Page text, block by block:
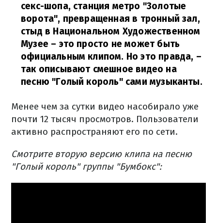
секс-шопа, станция метро "Золотые
ворота", превращенная в тронный зал,
стыд в Национальном Художественном
Музее – это просто не может быть
официальным клипом. Но это правда, –
так описывают смешное видео на
песню "Голый король" сами музыканты.
Менее чем за сутки видео насобирало уже
почти 12 тысяч просмотров. Пользователи
активно распространяют его по сети.
Смотрите вторую версию клипа на песню
"Голый король" группы "Бумбокс":